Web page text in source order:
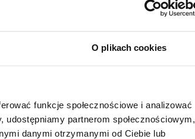
O plikach cookies
funkcje społecznościowe i analizować
partnerom społecznościowym,
danymi otrzymanymi od Ciebie lub
w latach czterdziestych XX wieku.
„Rosso Corsa”.